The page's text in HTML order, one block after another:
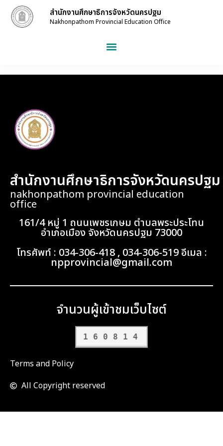
สำนักงานศึกษาธิการจังหวัดนครปฐม
Nakhonpathom Provincial Education Office
สำนักงานศึกษาธิการจังหวัดนครปฐม
nakhonpathom provincial education
office
161/4 หมู่ 1 ถนนเพชรเกษม ตำบลพระประโทน
อำเภอเมือง จังหวัดนครปฐม 73000
โทรศัพท์ : 034-306-418 , 034-306-519 อีเมล :
npprovincial@gmail.com
จำนวนผู้เข้าชมเว็บไซต์
160814
Terms and Policy
All Copyright reserved